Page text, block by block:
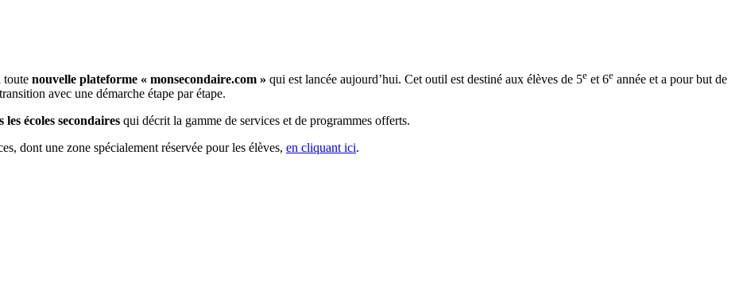
toute nouvelle plateforme « monsecondaire.com » qui est lancée aujourd’hui. Cet outil est destiné aux élèves de 5e et 6e année et a pour but de
avec une démarche étape par étape.
écoles secondaires qui décrit la gamme de services et de programmes offerts.
dont une zone spécialement réservée pour les élèves, en cliquant ici.